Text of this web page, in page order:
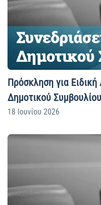
Πρόσκληση για
Δημοτικού
18 Ιουνίου 2026